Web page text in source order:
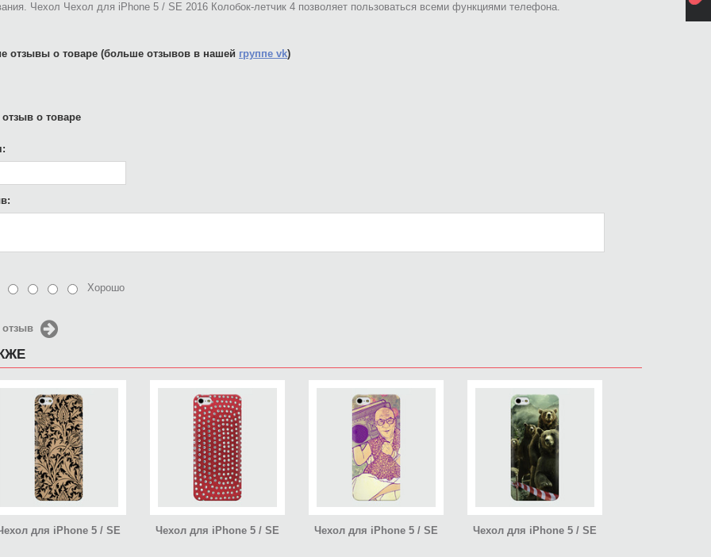
Чехол Чехол для iPhone 5 / SE 2016 Колобок-летчик 4 позволяет пользоваться всеми функциями телефона.
отзывы о товаре (больше отзывов в нашей группе vk)
отзыв о товаре
Хорошо
отзыв
для iPhone 5 / SE
Чехол для iPhone 5 / SE
Чехол для iPhone 5 / SE
Чехол для iPhone 5 / SE